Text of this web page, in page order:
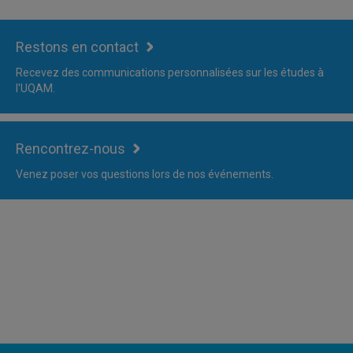
Restons en contact
Recevez des communications personnalisées sur les études à
l'UQAM.
Rencontrez-nous
Venez poser vos questions lors de nos événements.